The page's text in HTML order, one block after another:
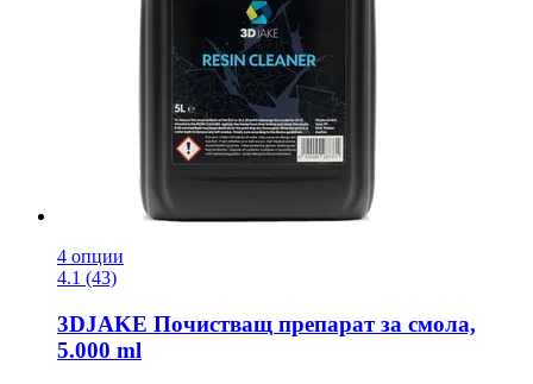
4 опции
4.1 (43)
3DJAKE Почистващ препарат за смола,
5.000 ml